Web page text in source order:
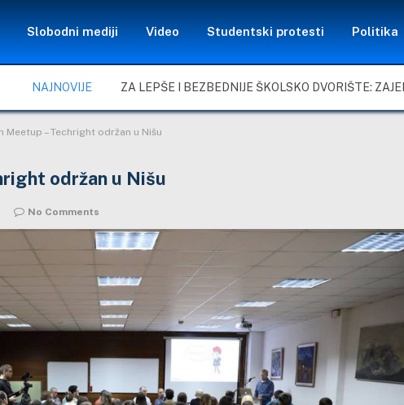
Slobodni mediji Video Studentski protesti Politika
NAJNOVIJE
Meetup – Techright održan u Nišu
održan u Nišu
No Comments